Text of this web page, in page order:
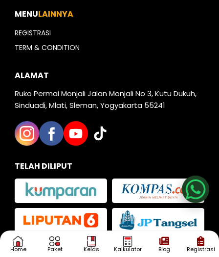
Home Paket Kelas Kalkulator Blog Registrasi
Kak Iva
Kak Dias
MENULAINNYA
REGISTRASI
TERM & CONDITION
ALAMAT
Ruko Permai Monjali Jalan Monjali No 3, Kutu Dukuh,
Sinduadi, Mlati, Sleman, Yogyakarta 55241
TELAH DILIPUT